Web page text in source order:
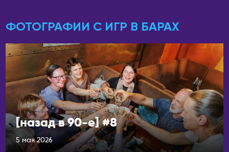
Ярославль
АВСТРАЛИЯ
Брисбен
Мельбурн
Сидней
АВСТРИЯ
Вена
ФИНЛЯНДИЯ
Хельсинки
ФРАНЦИЯ
Париж
ЧЕРНОГОРИЯ
Будва
ЧЕХИЯ
Прага
ФОТОГРАФИИ С ИГР В БАРАХ
[назад в 90-е] #8
5 мая 2026